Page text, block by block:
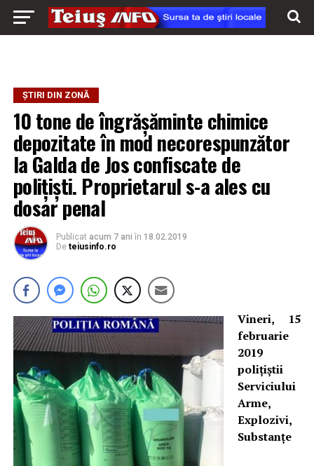
ȘTIRI DIN ZONĂ
10 tone de îngrăşăminte chimice
depozitate în mod necorespunzător
la Galda de Jos confiscate de
polițiști. Proprietarul s-a ales cu
dosar penal
Publicat acum 7 ani în 18.02.2019
De teiusinfo.ro
Vineri, 15
februarie
2019
poliţiştii
Serviciului
Arme,
Explozivi,
Substanţe